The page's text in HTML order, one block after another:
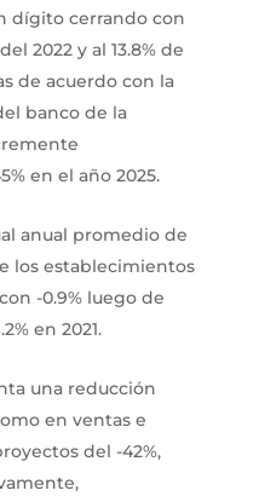
dígito cerrando con
2022 y al 13.8% de
de acuerdo con la
banco de la
en el año 2025.
anual promedio de
los establecimientos
-0.9% luego de
en 2021.
una reducción
en ventas e
del -42%,